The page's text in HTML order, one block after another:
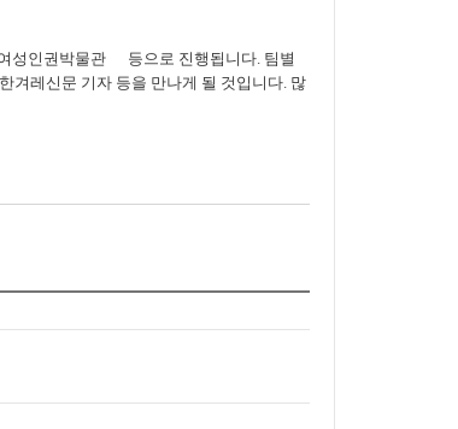
성인권박물관 등으로 진행됩니다. 팀별
레신문 기자 등을 만나게 될 것입니다. 많